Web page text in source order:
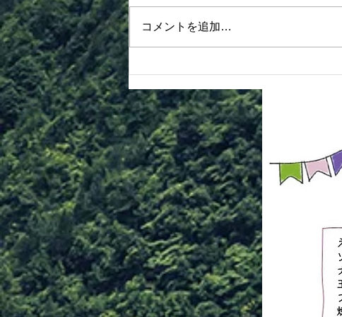
加費は田中まで支払いください
②正面駐車場は、屋外会場となり
す チケットの当日販売（３００
円）あります ※その他、ＢＢＱ
特設コーナーをご参照ください
多くの皆様のご来場をお待ちして
おります！ 青年部・おとな部ス
タッフ一同
コメントを追加…